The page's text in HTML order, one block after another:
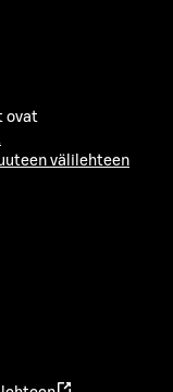
ovat
välilehteen